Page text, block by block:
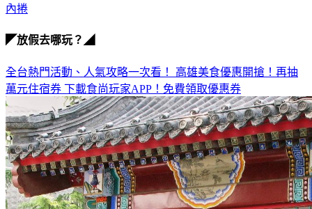
內捲
◤放假去哪玩？◢
全台熱門活動、人氣攻略一次看！ 高雄美食優惠開搶！再抽
萬元住宿券 下載食尚玩家APP！免費領取優惠券